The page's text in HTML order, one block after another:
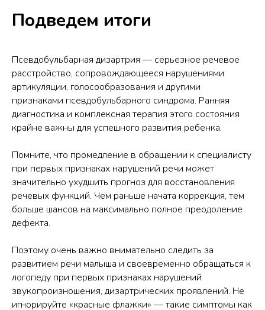
Подведем итоги
Псевдобульбарная дизартрия — серьезное речевое
расстройство, сопровождающееся нарушениями
артикуляции, голосообразования и другими
признаками псевдобульбарного синдрома. Ранняя
диагностика и комплексная терапия этого состояния
крайне важны для успешного развития ребенка.
Помните, что промедление в обращении к специалисту
при первых признаках нарушений речи может
значительно ухудшить прогноз для восстановления
речевых функций. Чем раньше начата коррекция, тем
больше шансов на максимально полное преодоление
дефекта.
Поэтому очень важно внимательно следить за
развитием речи малыша и своевременно обращаться к
логопеду при первых признаках нарушений
звукопроизношения, дизартрических проявлений. Не
игнорируйте «красные флажки» — такие симптомы как